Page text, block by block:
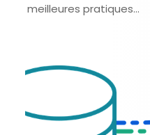
meilleures pratiques…